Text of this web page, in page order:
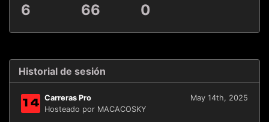
6 66 0
Historial de sesión
14 Carreras Pro
May 14th, 2025
Hosteado por MACACOSKY